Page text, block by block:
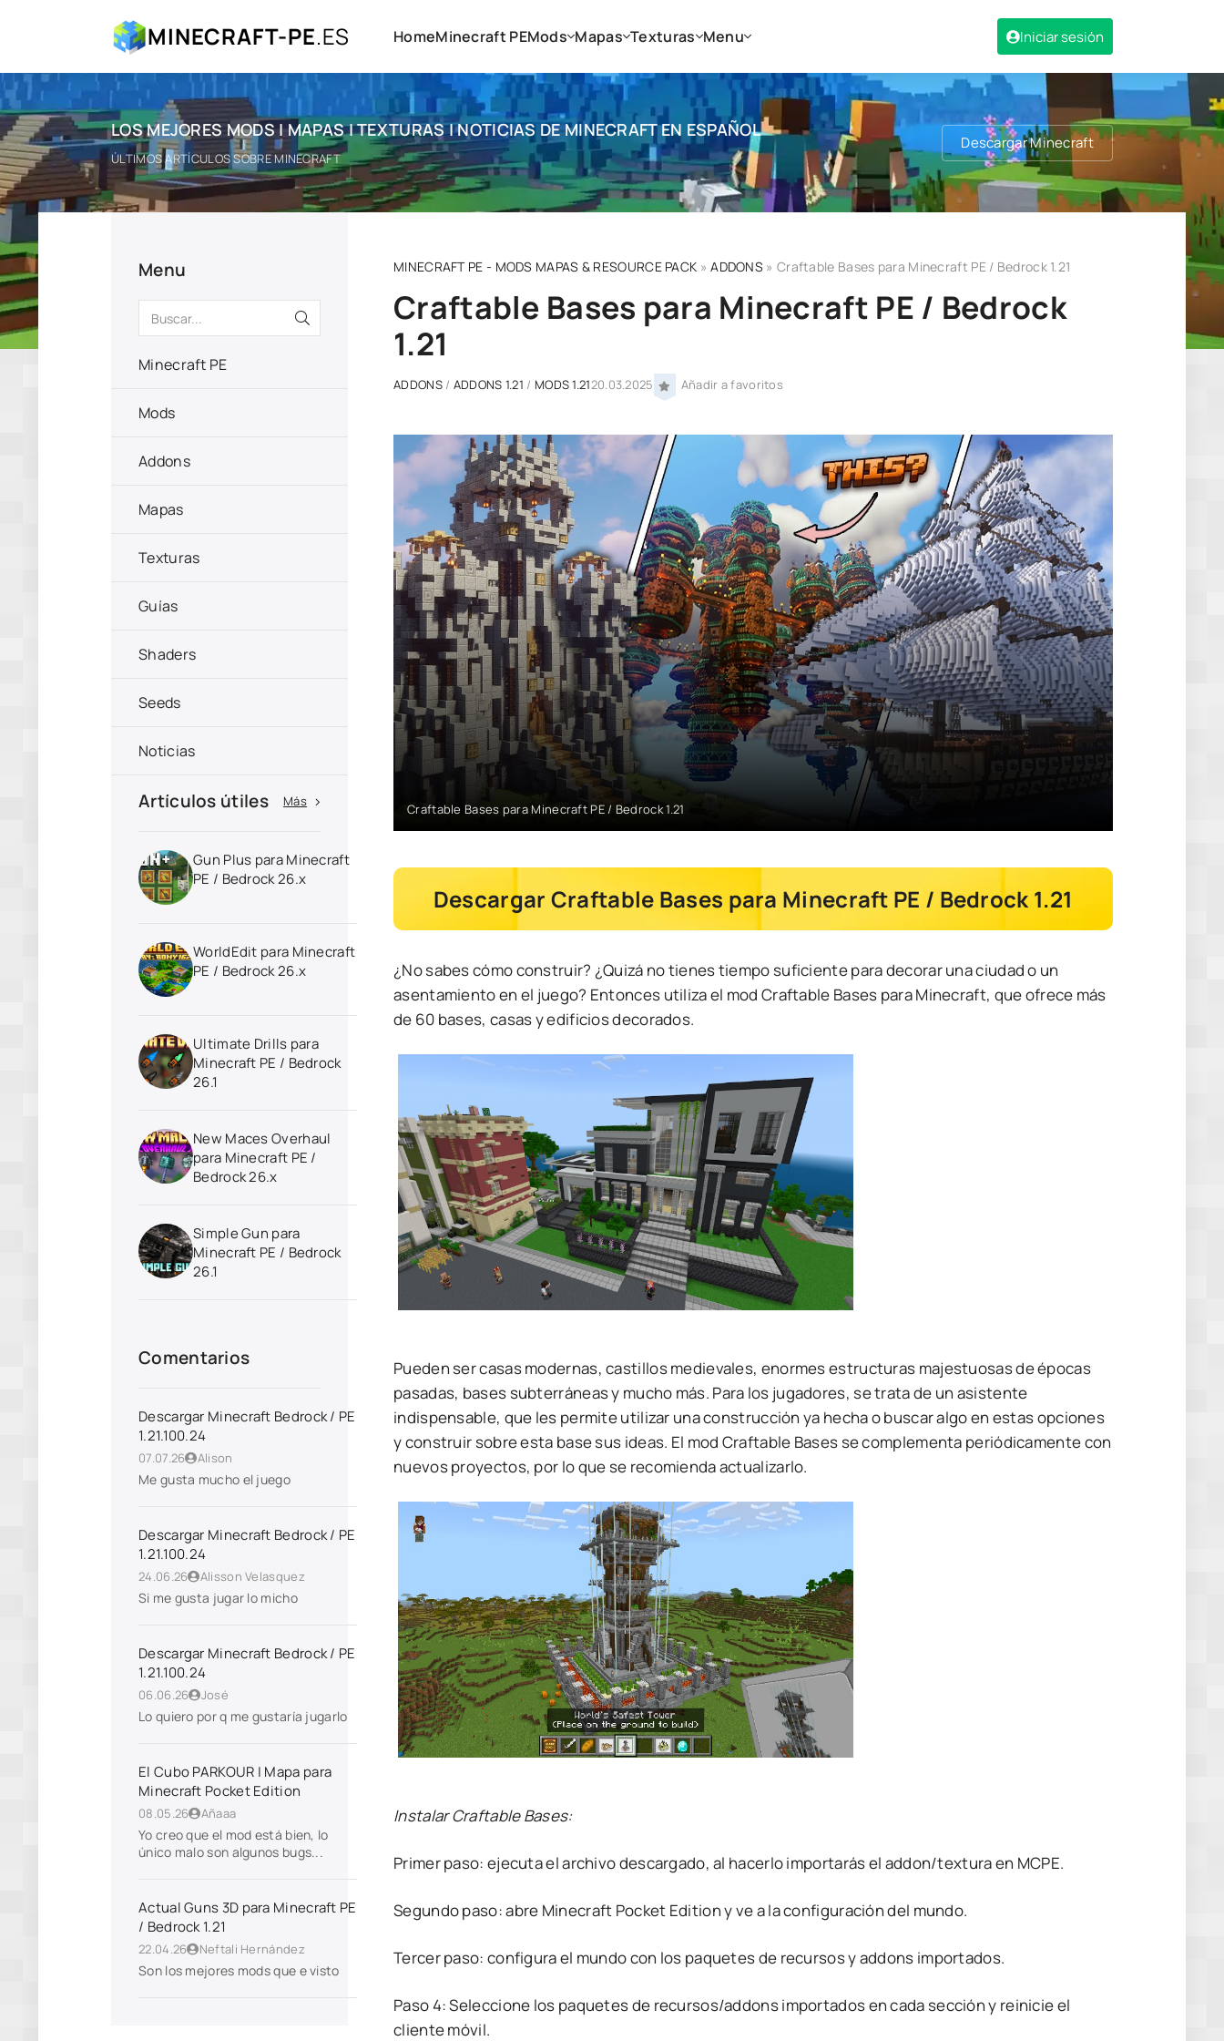
MINECRAFT-PE.ES HomeMinecraft PEMods Mapas Texturas Menu Iniciar sesión
LOS MEJORES MODS | MAPAS | TEXTURAS | NOTICIAS DE MINECRAFT EN ESPAÑOL
ÚLTIMOS ARTÍCULOS SOBRE MINECRAFT
Descargar Minecraft
MINECRAFT PE - MODS MAPAS & RESOURCE PACK »ADDONS » Craftable Bases para Minecraft PE / Bedrock 1.21
Craftable Bases para Minecraft PE / Bedrock
1.21
ADDONS/ ADDONS 1.21 / MODS 1.2120.03.2025 Añadir a favoritos
Craftable Bases para Minecraft PE / Bedrock 1.21
Descargar Craftable Bases para Minecraft PE / Bedrock 1.21
¿No sabes cómo construir? ¿Quizá no tienes tiempo suficiente para decorar una ciudad o un
asentamiento en el juego? Entonces utiliza el mod Craftable Bases para Minecraft, que ofrece más
de 60 bases, casas y edificios decorados.
Pueden ser casas modernas, castillos medievales, enormes estructuras majestuosas de épocas
pasadas, bases subterráneas y mucho más. Para los jugadores, se trata de un asistente
indispensable, que les permite utilizar una construcción ya hecha o buscar algo en estas opciones
y construir sobre esta base sus ideas. El mod Craftable Bases se complementa periódicamente con
nuevos proyectos, por lo que se recomienda actualizarlo.
Instalar Craftable Bases:
Primer paso: ejecuta el archivo descargado, al hacerlo importarás el addon/textura en MCPE.
Segundo paso: abre Minecraft Pocket Edition y ve a la configuración del mundo.
Tercer paso: configura el mundo con los paquetes de recursos y addons importados.
Paso 4: Seleccione los paquetes de recursos/addons importados en cada sección y reinicie el
cliente móvil.
Menu
Minecraft PE
Mods
Addons
Mapas
Texturas
Guías
Shaders
Seeds
Noticias
Artículos útiles Más
Gun Plus para Minecraft
PE / Bedrock 26.x
WorldEdit para Minecraft
PE / Bedrock 26.x
Ultimate Drills para
Minecraft PE / Bedrock
26.1
New Maces Overhaul
para Minecraft PE /
Bedrock 26.x
Simple Gun para
Minecraft PE / Bedrock
26.1
Comentarios
Descargar Minecraft Bedrock / PE
1.21.100.24
07.07.26 Alison
Me gusta mucho el juego
Descargar Minecraft Bedrock / PE
1.21.100.24
24.06.26 Alisson Velasquez
Si me gusta jugar lo micho
Descargar Minecraft Bedrock / PE
1.21.100.24
06.06.26 José
Lo quiero por q me gustaría jugarlo
El Cubo PARKOUR | Mapa para
Minecraft Pocket Edition
08.05.26 Añaaa
Yo creo que el mod está bien, lo
único malo son algunos bugs...
Actual Guns 3D para Minecraft PE
/ Bedrock 1.21
22.04.26 Neftali Hernández
Son los mejores mods que e visto